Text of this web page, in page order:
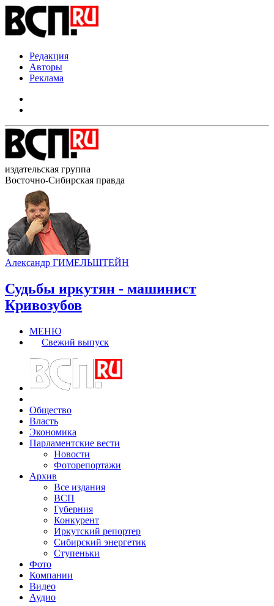
Редакция
Авторы
Реклама
издательская группа
Восточно-Сибирская правда
Александр ГИМЕЛЬШТЕЙН
Судьбы иркутян - машинист
Кривозубов
МЕНЮ
Свежий выпуск
Общество
Власть
Экономика
Парламентские вести
Новости
Фоторепортажи
Архив
Все издания
ВСП
Губерния
Конкурент
Иркутский репортер
Сибирский энергетик
Ступеньки
Фото
Компании
Видео
Аудио